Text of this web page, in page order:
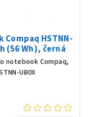
HSTNN-
(56 Wh), černá
notebook Compaq,
UB0X